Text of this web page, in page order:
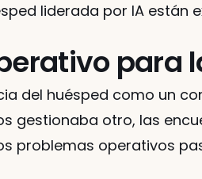
liderada por IA están
para
del huésped como un
gestionaba otro, las
problemas operativos